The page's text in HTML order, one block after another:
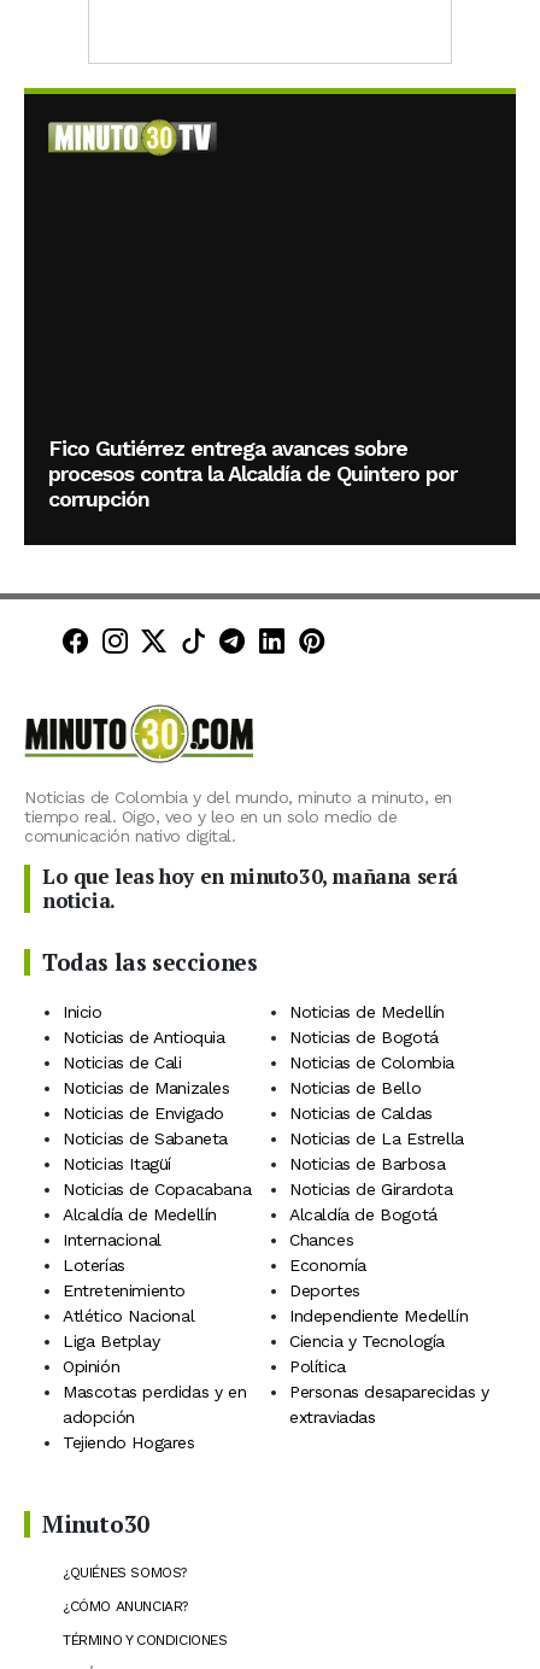
Fico Gutiérrez entrega avances sobre
procesos contra la Alcaldía de Quintero por
corrupción
Minuto30 en Facebook
Minuto30 en Instagram
Minuto30 en X (Twitter)
Minuto30 en TikTok
Canal de Minuto30 en
Minuto30 en LinkedIn
Minuto30 en
Noticias de Colombia y del mundo, minuto a minuto, en
tiempo real. Oigo, veo y leo en un solo medio de
comunicación nativo digital.
Lo que leas hoy en minuto30, mañana será
noticia.
Todas las secciones
Inicio
Noticias de Medellín
Noticias de Antioquia
Noticias de Bogotá
Noticias de Cali
Noticias de Colombia
Noticias de Manizales
Noticias de Bello
Noticias de Envigado
Noticias de Caldas
Noticias de Sabaneta
Noticias de La Estrella
Noticias Itagüí
Noticias de Barbosa
Noticias de Copacabana
Noticias de Girardota
Alcaldía de Medellín
Alcaldía de Bogotá
Internacional
Chances
Loterías
Economía
Entretenimiento
Deportes
Atlético Nacional
Independiente Medellín
Liga Betplay
Ciencia y Tecnología
Opinión
Política
Mascotas perdidas y en
adopción
Personas desaparecidas y
extraviadas
Tejiendo Hogares
Minuto30
¿QUIÉNES SOMOS?
¿CÓMO ANUNCIAR?
TÉRMINO Y CONDICIONES